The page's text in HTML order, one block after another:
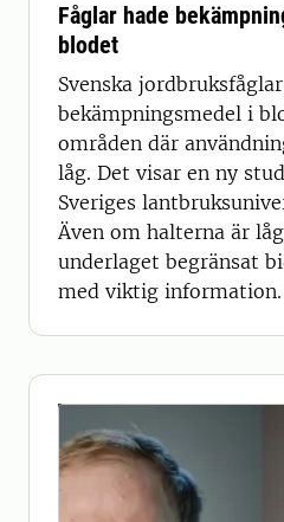
Fåglar hade
blodet
Svenska
bekämpningsmedel i
områden där
låg. Det visar en ny
Sveriges
Även om halterna är
underlaget begränsat
med viktig information.